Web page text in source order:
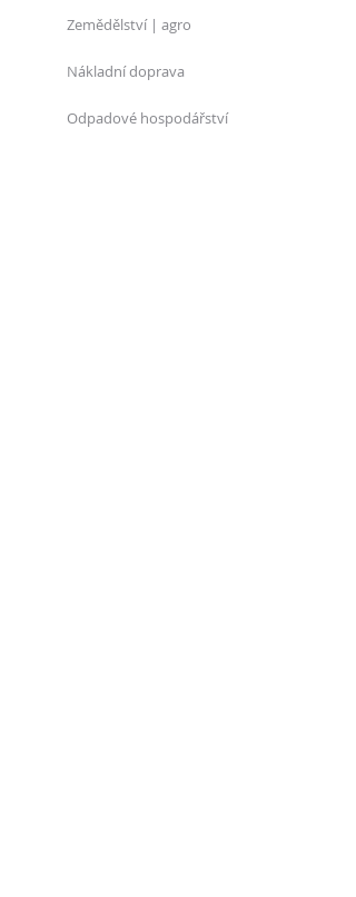
Zemědělství | agro
Nákladní doprava
Odpadové hospodářství